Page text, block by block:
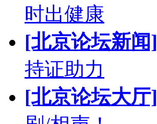
时出健康
[北京论坛新闻]
持证助力
[北京论坛大厅]